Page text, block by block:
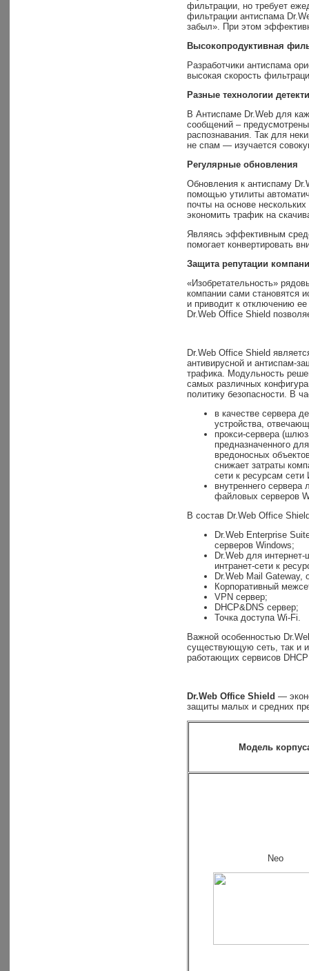
фильтрации, но требует
фильтрации антиспама
забыл». При этом
Высокопродуктивная
Разработчики антиспама
высокая скорость
Разные технологии
В Антиспаме Dr.Web для
сообщений –
распознавания. Так для
не спам — изучается
Регулярные обновления
Обновления к антиспаму
помощью утилиты
почты на основе
экономить трафик на
Являясь эффективным
помогает конвертировать
Защита репутации
«Изобретательность»
компании сами становятся
и приводит к отключению
Dr.Web Office Shield
Dr.Web Office Shield
антивирусной и антиспам-
трафика. Модульность
самых различных
политику безопасности. В
в качестве сервера
устройства,
прокси-сервера
предназначенного
вредоносных
снижает затраты
сети к ресурсам сети
внутреннего
файловых серверов
В состав Dr.Web Office
Dr.Web Enterprise
серверов Windows;
Dr.Web для
интранет-сети к
Dr.Web Mail Gateway,
Корпоративный
VPN сервер;
DHCP&DNS сервер;
Точка доступа Wi-Fi.
Важной особенностью
существующую сеть, так и
работающих сервисов
Dr.Web Office Shield —
защиты малых и средних
Модель
Neo